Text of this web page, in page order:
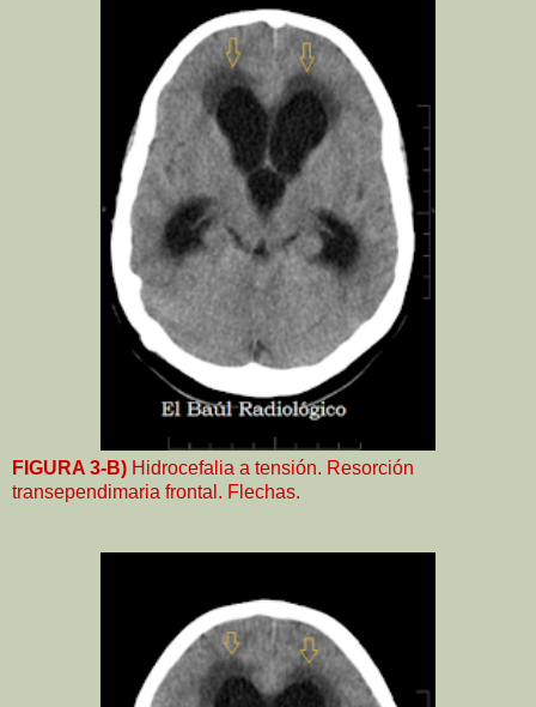
FIGURA 3-B) Hidrocefalia a tensión. Resorción
transependimaria frontal. Flechas.